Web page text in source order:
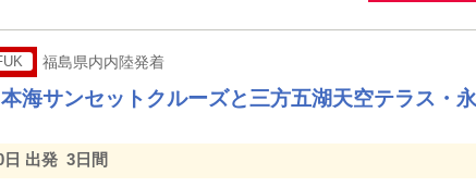
福島県内内陸発着
本海サンセットクルーズと三方五湖天空テラス・
日 出発 3日間